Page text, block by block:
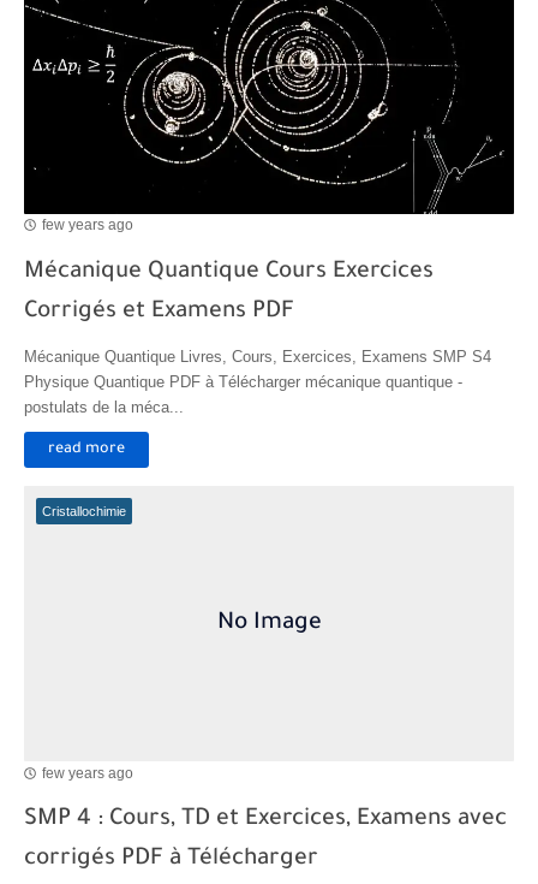
Chute libre verticale d’un solide
few years ago
Mécanique Quantique Cours Exercices
Corrigés et Examens PDF
Mécanique Quantique Livres, Cours, Exercices, Examens SMP S4
Physique Quantique PDF à Télécharger mécanique quantique -
postulats de la méca...
read more
Cristallochimie
few years ago
SMP 4 : Cours, TD et Exercices, Examens avec
corrigés PDF à Télécharger